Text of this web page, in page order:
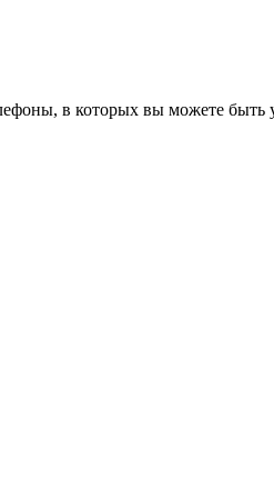
в которых вы можете быть